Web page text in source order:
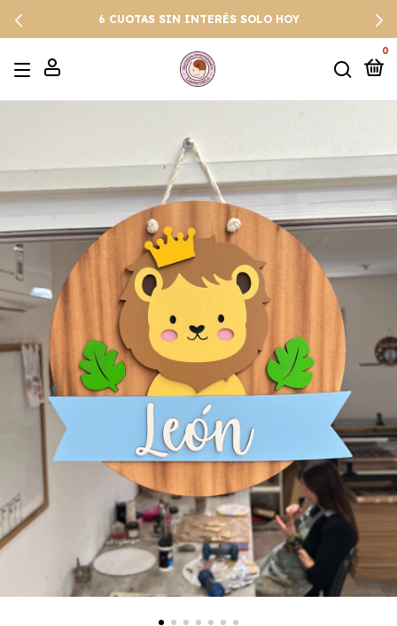
6 CUOTAS SIN INTERÉS SOLO HOY
0